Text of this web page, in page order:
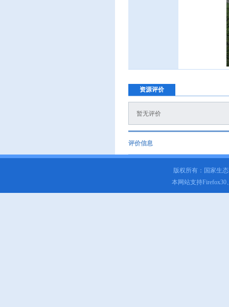
资源评价
暂无评价
评价信息
版权所有：国家生
本网站支持